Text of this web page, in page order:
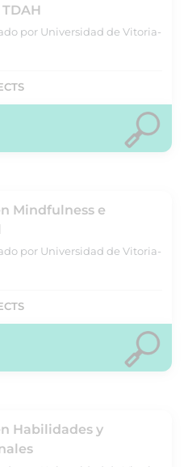
por Universidad de Vitoria-
Mindfulness e
por Universidad de Vitoria-
Habilidades y